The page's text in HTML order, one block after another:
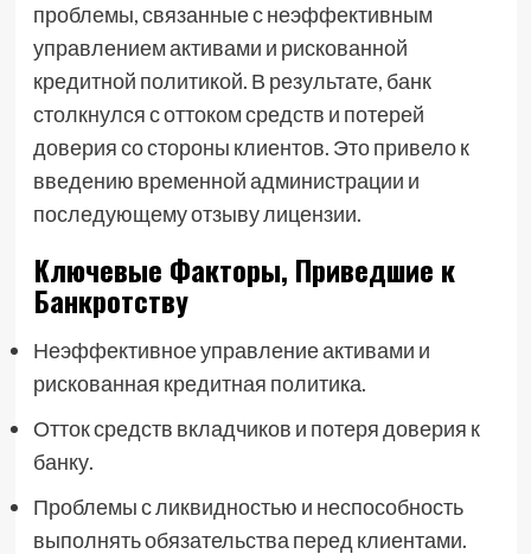
проблемы, связанные с неэффективным
управлением активами и рискованной
кредитной политикой. В результате, банк
столкнулся с оттоком средств и потерей
доверия со стороны клиентов. Это привело к
введению временной администрации и
последующему отзыву лицензии.
Ключевые Факторы, Приведшие к
Банкротству
Неэффективное управление активами и
рискованная кредитная политика.
Отток средств вкладчиков и потеря доверия к
банку.
Проблемы с ликвидностью и неспособность
выполнять обязательства перед клиентами.